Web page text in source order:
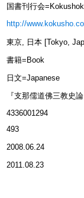
国書刊行会
http://
東京, 日本 [Tokyo,
書籍=Book
日文=Japanese
『支那儒道佛三教史
4336001294
493
2008.06.24
2011.08.23